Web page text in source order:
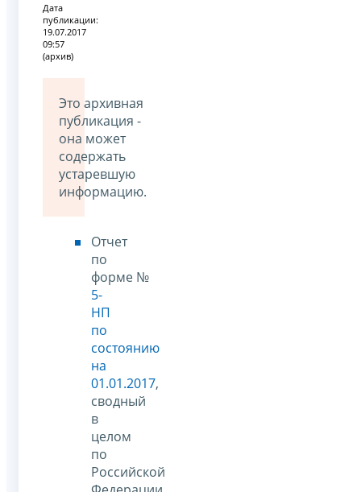
Дата
публикации:
19.07.2017
09:57
(архив)
Это архивная
публикация -
она может
содержать
устаревшую
информацию.
Отчет
по
форме №
5-
НП
по
состоянию
на
01.01.2017,
сводный
в
целом
по
Российской